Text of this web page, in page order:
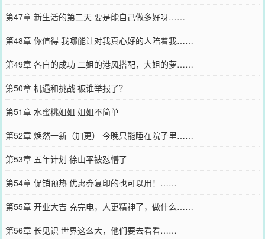
第47章 新生活的第二天 要是能自己做多好呀……
第48章 你值得 我哪能让对我真心好的人陪着我……
第49章 各自的成功 二姐的港风搭配，大姐的萝……
第50章 机遇和挑战 被谁举报了？
第51章 水蜜桃姐姐 姐姐不简单
第52章 焕然一新（加更） 今晚只能睡在院子里……
第53章 五年计划 徐山平被怼懵了
第54章 促销预热 优惠券复印的也可以用！……
第55章 开业大吉 充完电，人更精神了，做什么……
第56章 长见识 世界这么大，他们要去看看……